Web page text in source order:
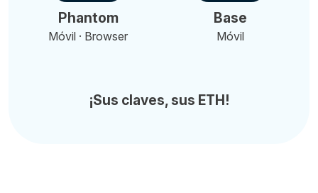
Phantom
Móvil · Browser
Base
Móvil
¡Sus claves, sus ETH!